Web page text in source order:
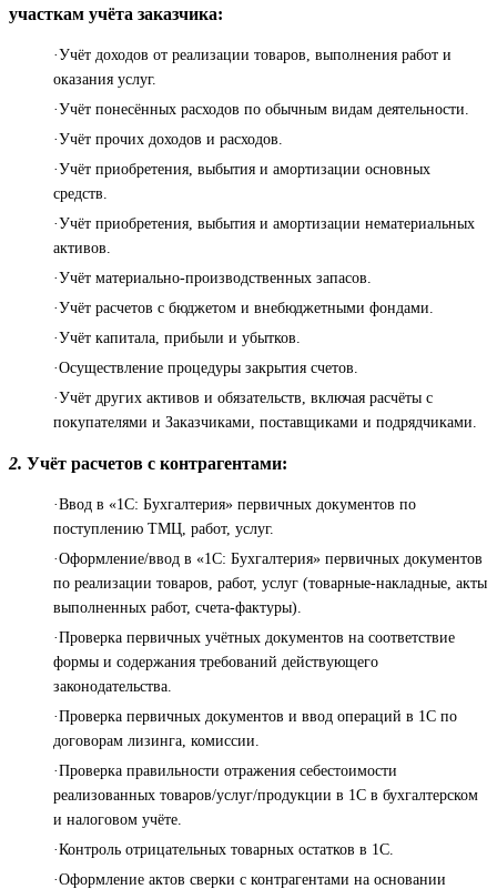
участкам учёта заказчика:
·Учёт доходов от реализации товаров, выполнения работ и
оказания услуг.
·Учёт понесённых расходов по обычным видам деятельности.
·Учёт прочих доходов и расходов.
·Учёт приобретения, выбытия и амортизации основных
средств.
·Учёт приобретения, выбытия и амортизации нематериальных
активов.
·Учёт материально-производственных запасов.
·Учёт расчетов с бюджетом и внебюджетными фондами.
·Учёт капитала, прибыли и убытков.
·Осуществление процедуры закрытия счетов.
·Учёт других активов и обязательств, включая расчёты с
покупателями и Заказчиками, поставщиками и подрядчиками.
2. Учёт расчетов с контрагентами:
·Ввод в «1С: Бухгалтерия» первичных документов по
поступлению ТМЦ, работ, услуг.
·Оформление/ввод в «1С: Бухгалтерия» первичных документов
по реализации товаров, работ, услуг (товарные-накладные, акты
выполненных работ, счета-фактуры).
·Проверка первичных учётных документов на соответствие
формы и содержания требований действующего
законодательства.
·Проверка первичных документов и ввод операций в 1С по
договорам лизинга, комиссии.
·Проверка правильности отражения себестоимости
реализованных товаров/услуг/продукции в 1С в бухгалтерском
и налоговом учёте.
·Контроль отрицательных товарных остатков в 1С.
·Оформление актов сверки с контрагентами на основании